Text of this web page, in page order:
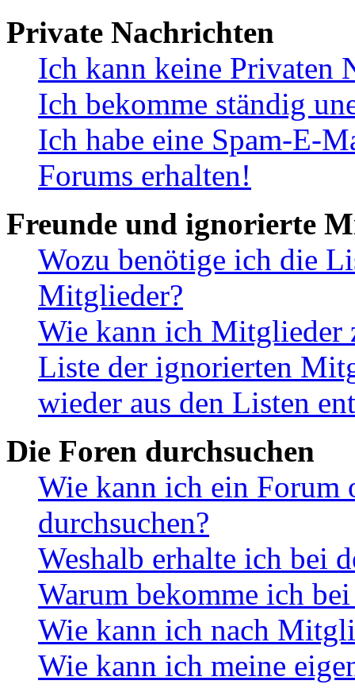
Private Nachrichten
Ich kann keine Privaten
Ich bekomme ständig
Ich habe eine Spam-E-
Forums erhalten!
Freunde und ignorierte
Wozu benötige ich die
Mitglieder?
Wie kann ich Mitglieder
Liste der ignorierten
wieder aus den Listen
Die Foren durchsuchen
Wie kann ich ein Forum
durchsuchen?
Weshalb erhalte ich bei
Warum bekomme ich
Wie kann ich nach
Wie kann ich meine